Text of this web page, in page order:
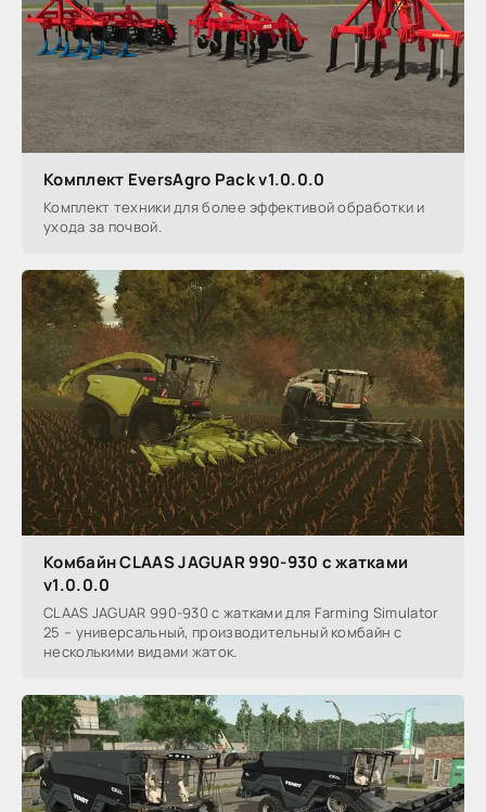
Комплект EversAgro Pack v1.0.0.0
Комплект техники для более эффективой обработки и
ухода за почвой.
Комбайн CLAAS JAGUAR 990-930 с жатками
v1.0.0.0
CLAAS JAGUAR 990-930 с жатками для Farming Simulator
25 – универсальный, производительный комбайн с
несколькими видами жаток.